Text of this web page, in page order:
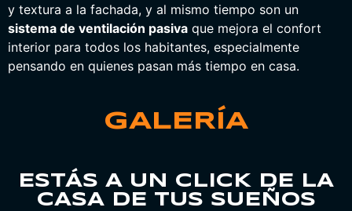
y textura a la fachada, y al mismo tiempo son un
sistema de ventilación pasiva que mejora el confort
interior para todos los habitantes, especialmente
pensando en quienes pasan más tiempo en casa.
GALERÍA
ESTÁS A UN CLICK DE LA
CASA DE TUS SUEÑOS